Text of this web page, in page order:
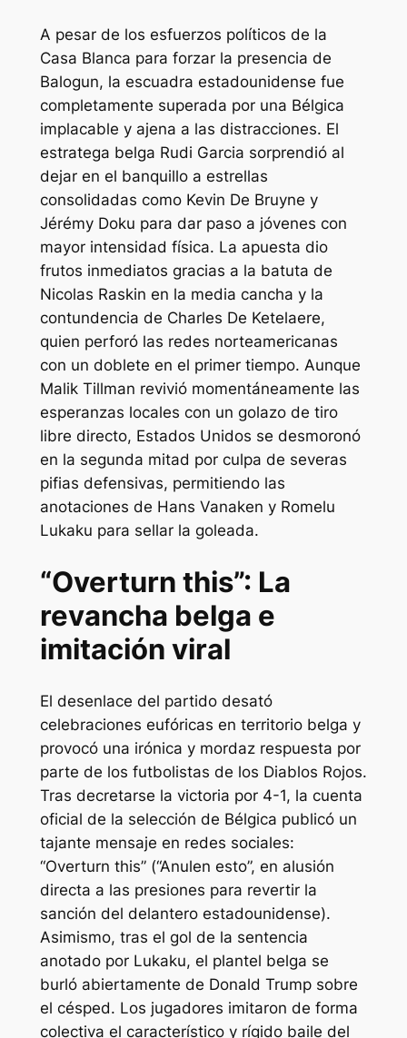
A pesar de los esfuerzos políticos de la
Casa Blanca para forzar la presencia de
Balogun, la escuadra estadounidense fue
completamente superada por una Bélgica
implacable y ajena a las distracciones. El
estratega belga Rudi Garcia sorprendió al
dejar en el banquillo a estrellas
consolidadas como Kevin De Bruyne y
Jérémy Doku para dar paso a jóvenes con
mayor intensidad física. La apuesta dio
frutos inmediatos gracias a la batuta de
Nicolas Raskin en la media cancha y la
contundencia de Charles De Ketelaere,
quien perforó las redes norteamericanas
con un doblete en el primer tiempo. Aunque
Malik Tillman revivió momentáneamente las
esperanzas locales con un golazo de tiro
libre directo, Estados Unidos se desmoronó
en la segunda mitad por culpa de severas
pifias defensivas, permitiendo las
anotaciones de Hans Vanaken y Romelu
Lukaku para sellar la goleada.
“Overturn this”: La
revancha belga e
imitación viral
El desenlace del partido desató
celebraciones eufóricas en territorio belga y
provocó una irónica y mordaz respuesta por
parte de los futbolistas de los Diablos Rojos.
Tras decretarse la victoria por 4-1, la cuenta
oficial de la selección de Bélgica publicó un
tajante mensaje en redes sociales:
“Overturn this”(“Anulen esto”, en alusión
directa a las presiones para revertir la
sanción del delantero estadounidense).
Asimismo, tras el gol de la sentencia
anotado por Lukaku, el plantel belga se
burló abiertamente de Donald Trump sobre
el césped. Los jugadores imitaron de forma
colectiva el característico y rígido baile del